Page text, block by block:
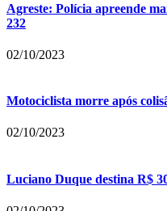
Agreste: Polícia apreende
232
02/10/2023
Motociclista morre após
02/10/2023
Luciano Duque destina R$